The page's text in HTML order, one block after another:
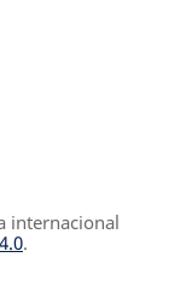
internacional
.